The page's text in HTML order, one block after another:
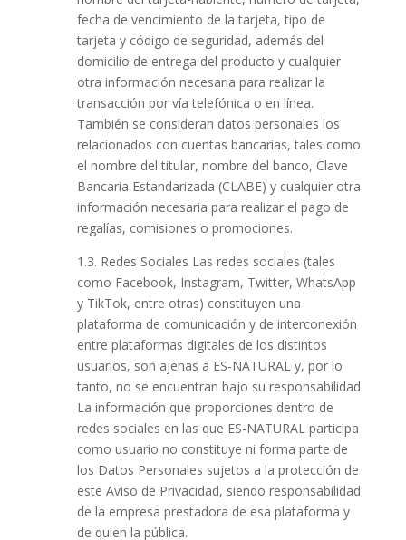
fecha de vencimiento de la tarjeta, tipo de
tarjeta y código de seguridad, además del
domicilio de entrega del producto y cualquier
otra información necesaria para realizar la
transacción por vía telefónica o en línea.
También se consideran datos personales los
relacionados con cuentas bancarias, tales como
el nombre del titular, nombre del banco, Clave
Bancaria Estandarizada (CLABE) y cualquier otra
información necesaria para realizar el pago de
regalías, comisiones o promociones.
1.3. Redes Sociales Las redes sociales (tales
como Facebook, Instagram, Twitter, WhatsApp
y TikTok, entre otras) constituyen una
plataforma de comunicación y de interconexión
entre plataformas digitales de los distintos
usuarios, son ajenas a ES-NATURAL y, por lo
tanto, no se encuentran bajo su responsabilidad.
La información que proporciones dentro de
redes sociales en las que ES-NATURAL participa
como usuario no constituye ni forma parte de
los Datos Personales sujetos a la protección de
este Aviso de Privacidad, siendo responsabilidad
de la empresa prestadora de esa plataforma y
de quien la pública.